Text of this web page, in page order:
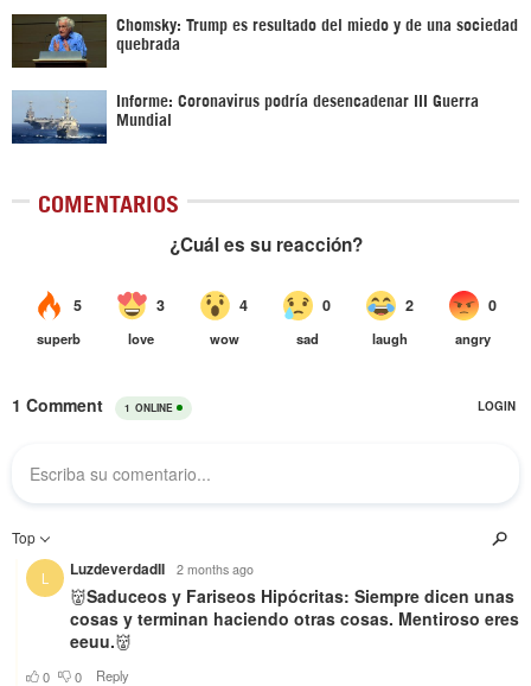
Chomsky: Trump es resultado del miedo y de una sociedad
quebrada
Informe: Coronavirus podría desencadenar III Guerra
Mundial
COMENTARIOS